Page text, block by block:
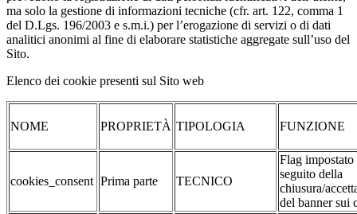
ma solo la gestione di informazioni tecniche (cfr. art. 122, comma 1
del D.Lgs. 196/2003 e s.m.i.) per l’erogazione di servizi o di dati
analitici anonimi al fine di elaborare statistiche aggregate sull’uso del
Sito.
Elenco dei cookie presenti sul Sito web
NOME PROPRIETÀ TIPOLOGIA FUNZIONE
cookies_consent Prima parte TECNICO
Flag impostato
seguito della
chiusura/
del banner sui